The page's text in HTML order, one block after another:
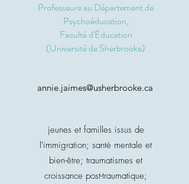
Professeure au Département de
Psychoéducation,
Faculté d'Éducation
(Université de Sherbrooke)
annie.jaimes@usherbrooke.ca
jeunes et familles issus de
l'immigration; santé mentale et
bien-être; traumatismes et
croissance post-traumatique;